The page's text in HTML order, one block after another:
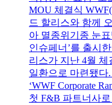
MOU 체결식
드 할리스와 함께
아 멸종위기종 눈
인슈페너’를 출시
리스가 지난 4월 체
일환으로 마련됐다
‘WWF Corporate
첫 F&B 파트너사